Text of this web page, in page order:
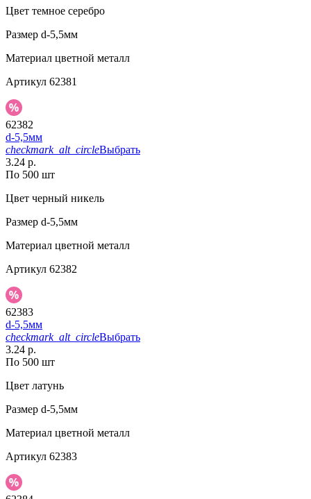
Цвет темное серебро
Размер d-5,5мм
Материал цветной металл
Артикул 62381
62382
d-5,5мм
checkmark_alt_circleВыбрать
3.24 р.
По 500 шт
Цвет черный никель
Размер d-5,5мм
Материал цветной металл
Артикул 62382
62383
d-5,5мм
checkmark_alt_circleВыбрать
3.24 р.
По 500 шт
Цвет латунь
Размер d-5,5мм
Материал цветной металл
Артикул 62383